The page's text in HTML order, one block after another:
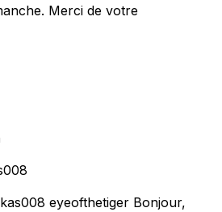
Merci de votre
eyeofthetiger Bonjour,